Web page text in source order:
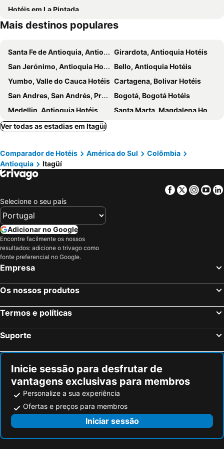
Hotel Poblado Plaza
Medellin
Hotel Estelar Milla de Oro
Leblon Suites Hotel
Luum Boutique hotel
Hotel Guayanes 70
V GRAND Hotel Medellin - Member of Radisson Individuals
33 Hotel Boutique
Hotéis em La Pintada
Mais destinos populares
Santa Fe de Antioquia, Antioquia Hotéis
Girardota, Antioquia Hotéis
San Jerónimo, Antioquia Hotéis
Bello, Antioquia Hotéis
Yumbo, Valle do Cauca Hotéis Cartagena, Bolivar Hotéis
San Andres, San Andrés, Providencia and Santa Catalina Hotéis
Bogotá, Bogotá Hotéis
Medellin, Antioquia Hotéis
Santa Marta, Magdalena Hotéis
Cali, Valle do Cauca Hotéis
Ver todas as estadias em Itagüí
Comparador de Hotéis América do Sul
Colômbia
Antioquia
Itagüí
Facebook
Twitter
Selecione o seu país
Adicionar no Google
Encontre facilmente os nossos
resultados: adicione o trivago como
fonte preferencial no Google.
Empresa
Os nossos produtos
Termos e políticas
Suporte
Inicie sessão para desfrutar de
vantagens exclusivas para membros
Personalize a sua experiência
Ofertas e preços para membros
Iniciar sessão